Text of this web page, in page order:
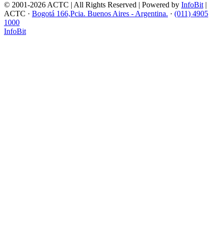
© 2001-2026 ACTC | All Rights Reserved | Powered by InfoBit|
ACTC · Bogotá 166,Pcia. Buenos Aires - Argentina. · (011) 4905
1000
InfoBit